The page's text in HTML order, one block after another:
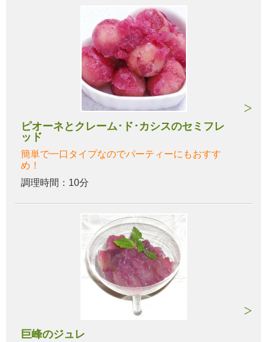
ピオーネとクレーム･ド･カシスのセミフレ
ッド
簡単で一口タイプなのでパーティーにもおすす
め！
調理時間：10分
巨峰のジュレ